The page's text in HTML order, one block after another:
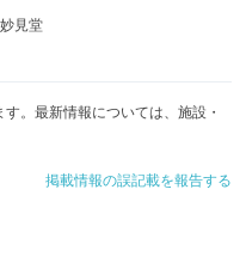
見堂
。最新情報については、施設・
掲載情報の誤記載を報告する